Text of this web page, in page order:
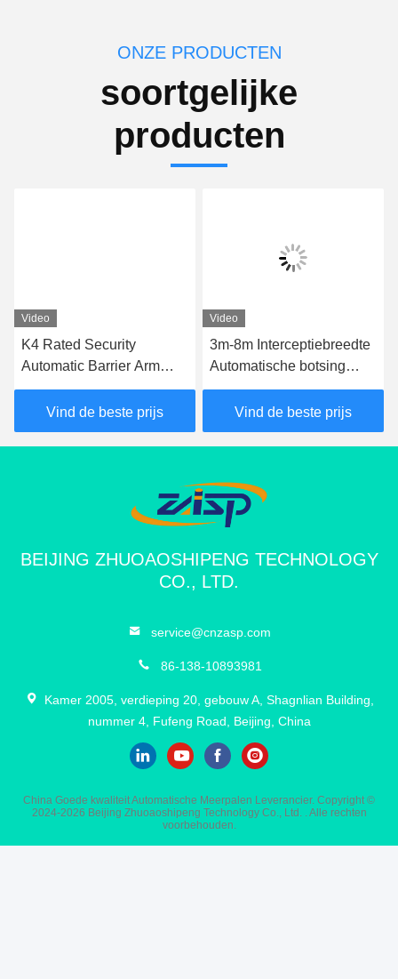
ONZE PRODUCTEN
soortgelijke
producten
Video
K4 Rated Security
Automatic Barrier Arm
Gates voor
toegangscontrole
Vind de beste prijs
Video
3m-8m Interceptiebreedte
Automatische botsing
gerangschikte
voertuigbarrières
Veiligheidspoortarm
Vind de beste prijs
BEIJING ZHUOAOSHIPENG TECHNOLOGY
CO., LTD.
service@cnzasp.com
86-138-10893981
Kamer 2005, verdieping 20, gebouw A, Shagnlian Building,
nummer 4, Fufeng Road, Beijing, China
China Goede kwaliteit Automatische Meerpalen Leverancier. Copyright ©
2024-2026 Beijing Zhuoaoshipeng Technology Co., Ltd. . Alle rechten
voorbehouden.